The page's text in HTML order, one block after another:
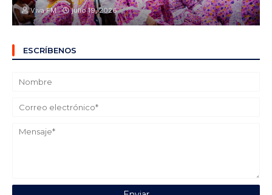
Viva FM julio 19, 2026
ESCRÍBENOS